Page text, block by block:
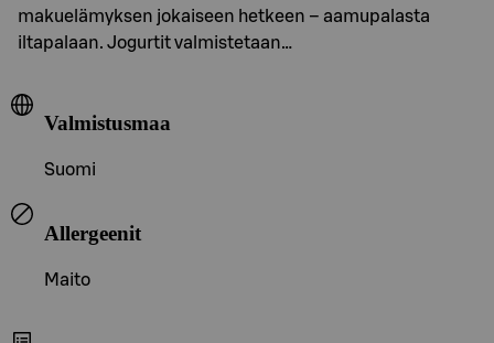
makuelämyksen jokaiseen hetkeen – aamupalasta
iltapalaan. Jogurtit valmistetaan…
Valmistusmaa
Suomi
Allergeenit
Maito